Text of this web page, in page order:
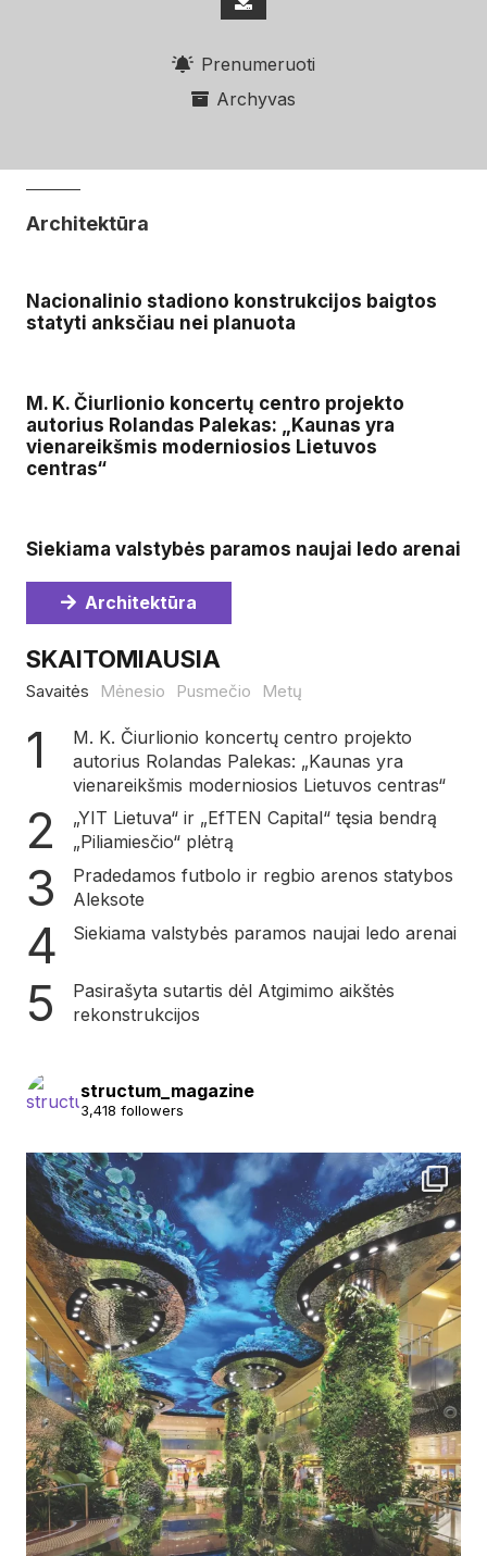
Prenumeruoti
Archyvas
Architektūra
Nacionalinio stadiono konstrukcijos baigtos
statyti anksčiau nei planuota
M. K. Čiurlionio koncertų centro projekto
autorius Rolandas Palekas: „Kaunas yra
vienareikšmis moderniosios Lietuvos
centras“
Siekiama valstybės paramos naujai ledo arenai
Architektūra
SKAITOMIAUSIA
Savaitės Mėnesio Pusmečio Metų
M. K. Čiurlionio koncertų centro projekto
autorius Rolandas Palekas: „Kaunas yra
vienareikšmis moderniosios Lietuvos centras“
„YIT Lietuva“ ir „EfTEN Capital“ tęsia bendrą
„Piliamiesčio“ plėtrą
Pradedamos futbolo ir regbio arenos statybos
Aleksote
Siekiama valstybės paramos naujai ledo arenai
Pasirašyta sutartis dėl Atgimimo aikštės
rekonstrukcijos
structum_magazine
3,418 followers